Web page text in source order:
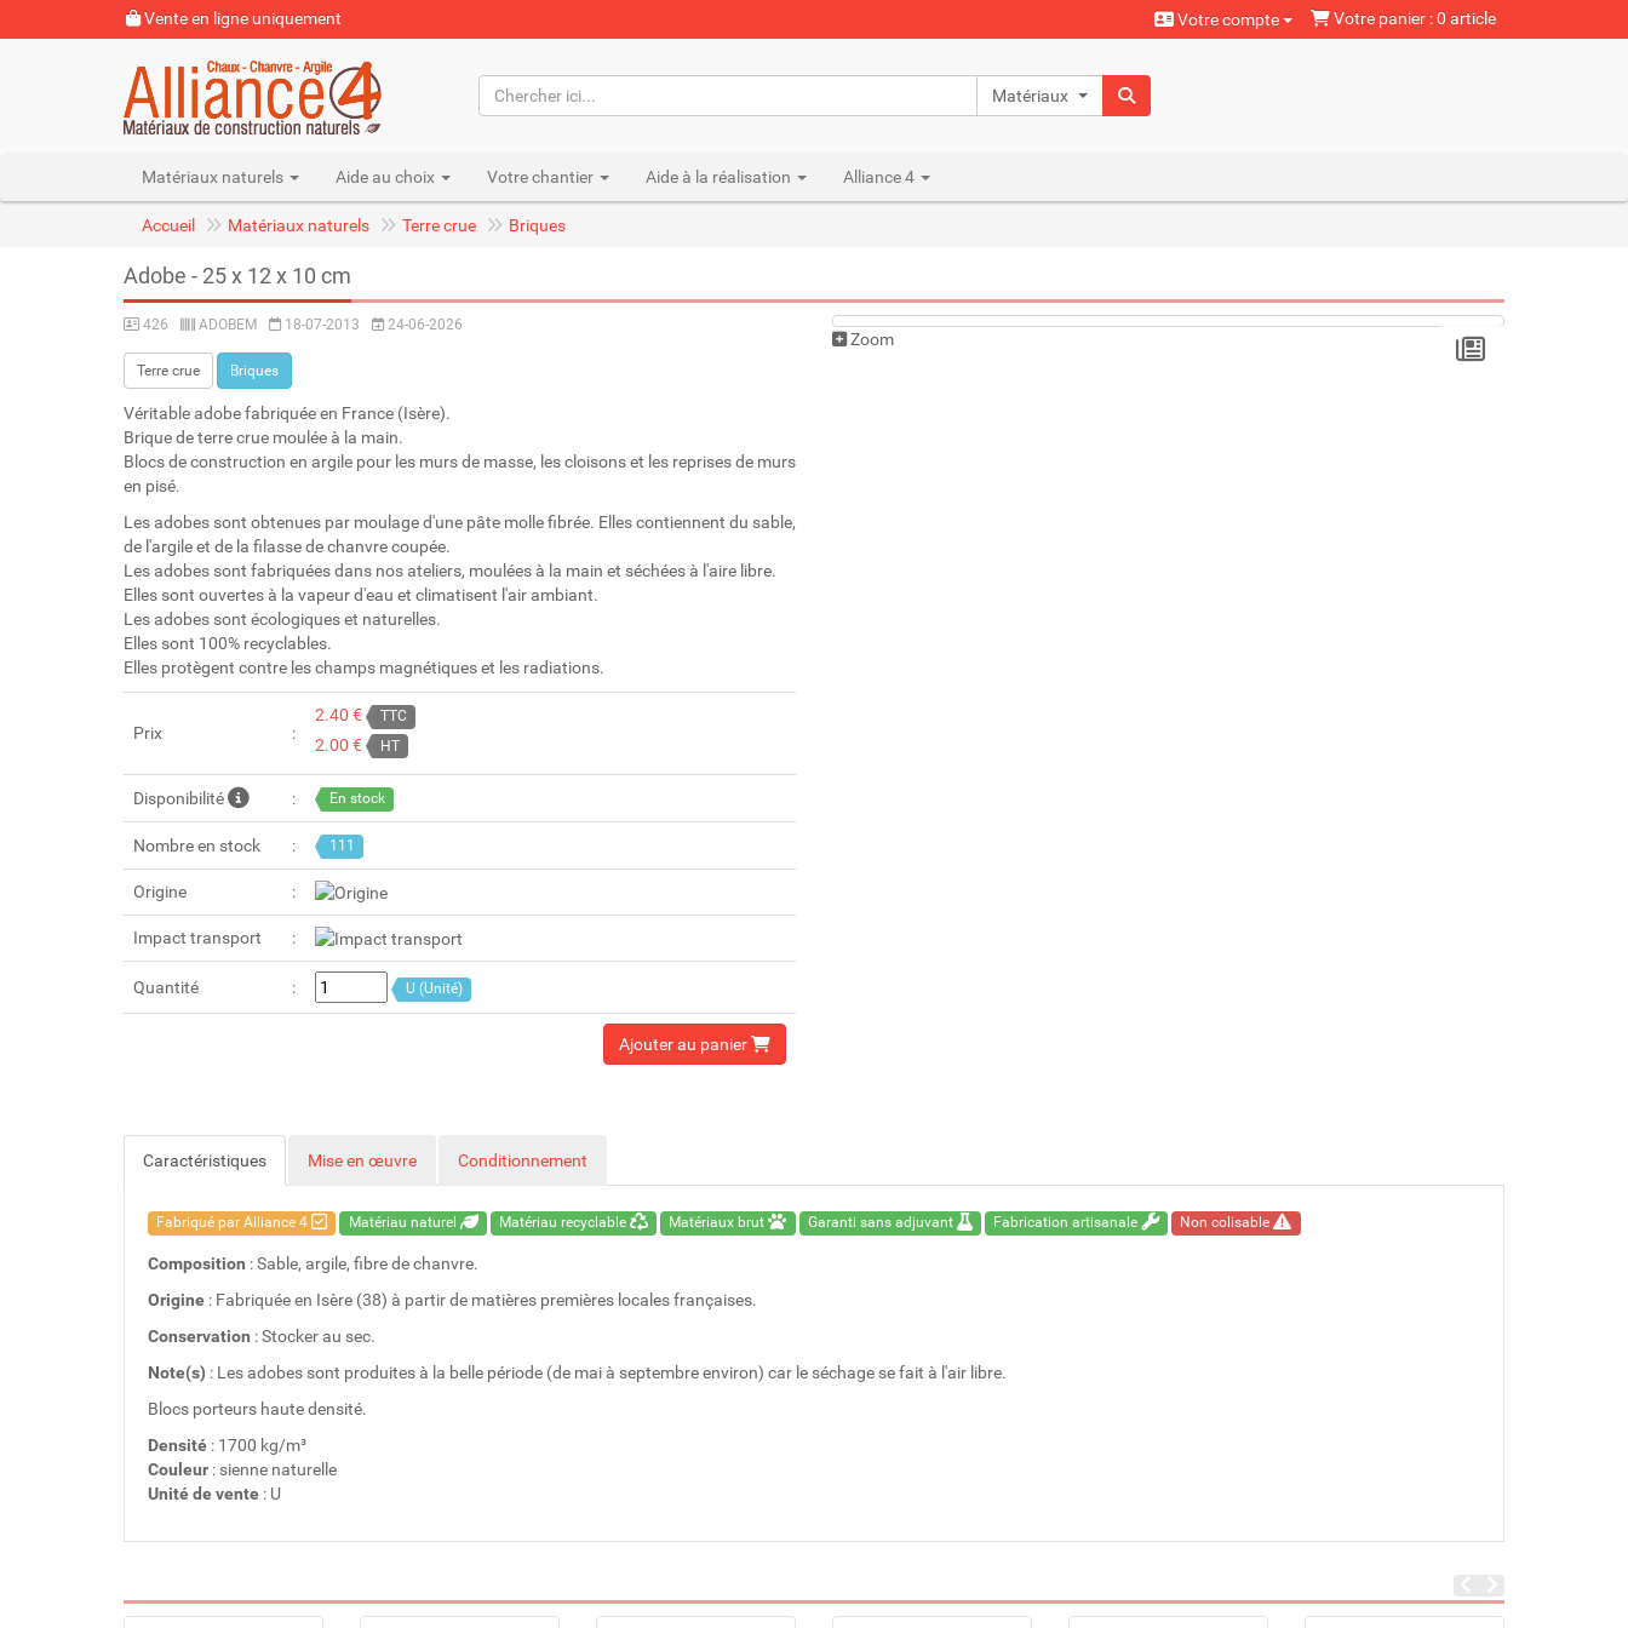
Vente en ligne uniquement Votre compte Votre panier : 0 article
Matériaux naturels
Matériaux naturels Aide au choix Votre chantier Aide à la réalisation Alliance 4
Accueil Matériaux naturels Terre crue Briques
Adobe - 25 x 12 x 10 cm
426 ADOBEM 18-07-2013 24-06-2026
Terre crue Briques
Véritable adobe fabriquée en France (Isère).
Brique de terre crue moulée à la main.
Blocs de construction en argile pour les murs de masse, les cloisons et les reprises de murs
en pisé.
Les adobes sont obtenues par moulage d'une pâte molle fibrée. Elles contiennent du sable,
de l'argile et de la filasse de chanvre coupée.
Les adobes sont fabriquées dans nos ateliers, moulées à la main et séchées à l'aire libre.
Elles sont ouvertes à la vapeur d'eau et climatisent l'air ambiant.
Les adobes sont écologiques et naturelles.
Elles sont 100% recyclables.
Elles protègent contre les champs magnétiques et les radiations.
Prix
2.40 € TTC
2.00 € HT
Disponibilité En stock
Nombre en stock 111
Origine
Impact transport
Quantité U (Unité)
Ajouter au panier
Zoom
Caractéristiques Mise en œuvre Conditionnement
Fabriqué par Alliance 4 Matériau naturel Matériau recyclable Matériaux brut Garanti sans adjuvant Fabrication artisanale Non colisable
Composition : Sable, argile, fibre de chanvre.
Origine : Fabriquée en Isère (38) à partir de matières premières locales françaises.
Conservation : Stocker au sec.
Note(s) : Les adobes sont produites à la belle période (de mai à septembre environ) car le séchage se fait à l'air libre.
Blocs porteurs haute densité.
Densité : 1700 kg/m³
Couleur : sienne naturelle
Unité de vente : U